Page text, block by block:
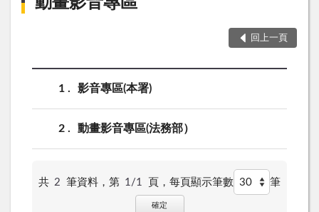
回上一頁
1 影音專區(本署)
2 動畫影音專區(法務部）
共 2 筆資料，第 1/1 頁， 每頁顯示筆數 筆
確定